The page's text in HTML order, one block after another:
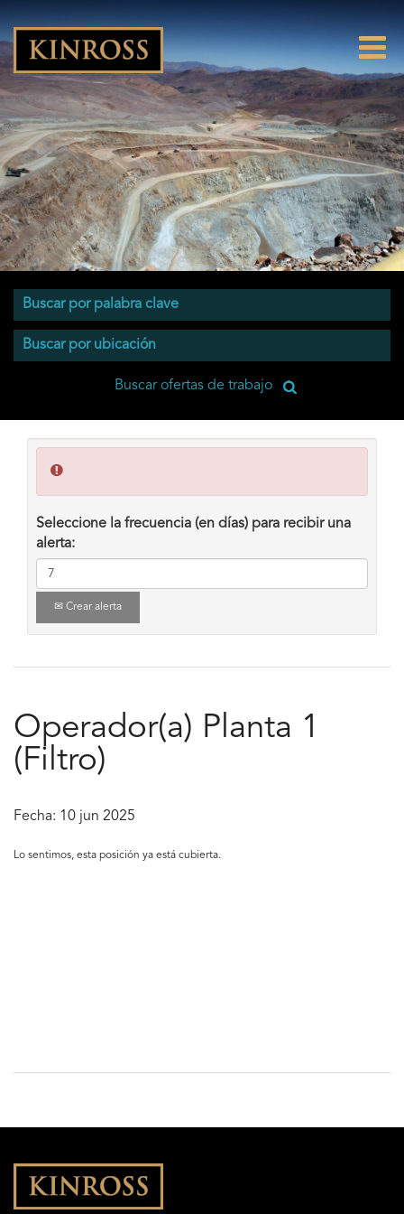
Seleccione la frecuencia (en días) para recibir una
alerta:
Crear alerta
Operador(a) Planta 1
(Filtro)
Fecha: 10 jun 2025
Lo sentimos, esta posición ya está cubierta.